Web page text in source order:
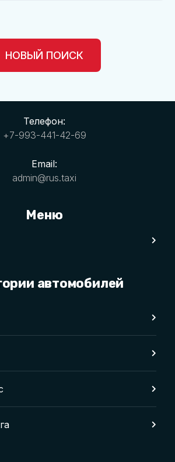
НОВЫЙ ПОИСК
Телефон:
+7-993-441-42-69
Email:
admin@rus.taxi
Меню
автомобилей